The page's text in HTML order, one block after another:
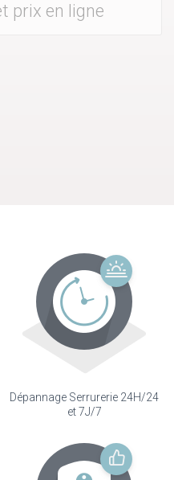
prix en ligne
Dépannage Serrurerie 24H/24
et 7J/7